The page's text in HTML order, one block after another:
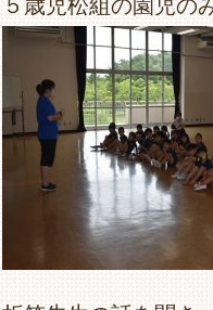
５歳児松組の園児の